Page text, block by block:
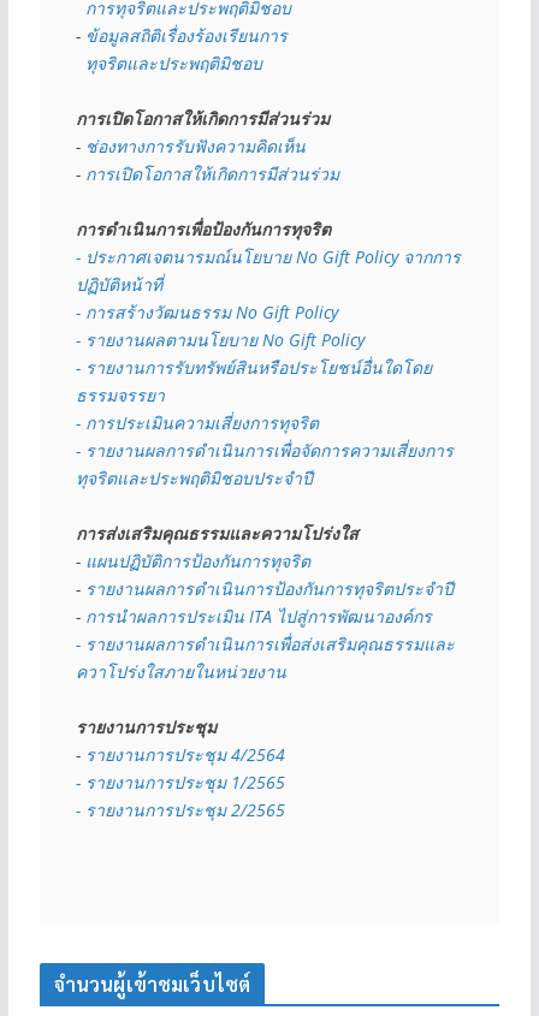
  การทุจริตและประพฤติมิชอบ
- ข้อมูลสถิติเรื่องร้องเรียนการ
  ทุจริตและประพฤติมิชอบ
การเปิดโอกาสให้เกิดการมีส่วนร่วม
- ช่องทางการรับฟังความคิดเห็น
- การเปิดโอกาสให้เกิดการมีส่วนร่วม
การดำเนินการเพื่อป้องกันการทุจริต
- ประกาศเจตนารมณ์นโยบาย No Gift Policy จากการ
ปฏิบัติหน้าที่
- การสร้างวัฒนธรรม No Gift Policy
- รายงานผลตามนโยบาย No Gift Policy
- รายงานการรับทรัพย์สินหรือประโยชน์อื่นใดโดย
ธรรมจรรยา
- การประเมินความเสี่ยงการทุจริต
- รายงานผลการดำเนินการเพื่อจัดการความเสี่ยงการ
ทุจริตและประพฤติมิชอบประจำปี
การส่งเสริมคุณธรรมและความโปร่งใส
- แผนปฏิบัติการป้องกันการทุจริต
- รายงานผลการดำเนินการป้องกันการทุจริตประจำปี
- การนำผลการประเมิน ITA ไปสู่การพัฒนาองค์กร
- รายงานผลการดำเนินการเพื่อส่งเสริมคุณธรรมและ
ควาโปร่งใสภายในหน่วยงาน
รายงานการประชุม
- รายงานการประชุม 4/2564
- รายงานการประชุม 1/2565
- รายงานการประชุม 2/2565
จำนวนผู้เข้าชมเว็บไซต์